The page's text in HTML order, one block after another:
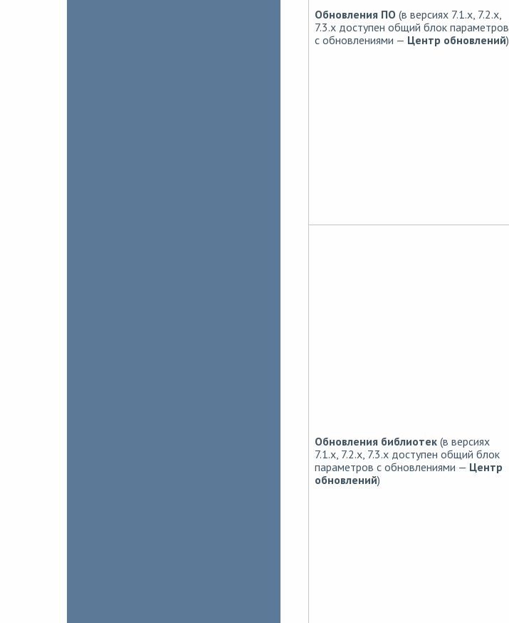
Обновления ПО (в версиях 7.1.x, 7.2.x,
7.3.x доступен общий блок параметров
с обновлениями — Центр обновлений)
Обновления библиотек (в версиях
7.1.x, 7.2.x, 7.3.x доступен общий блок
параметров с обновлениями — Центр
обновлений)